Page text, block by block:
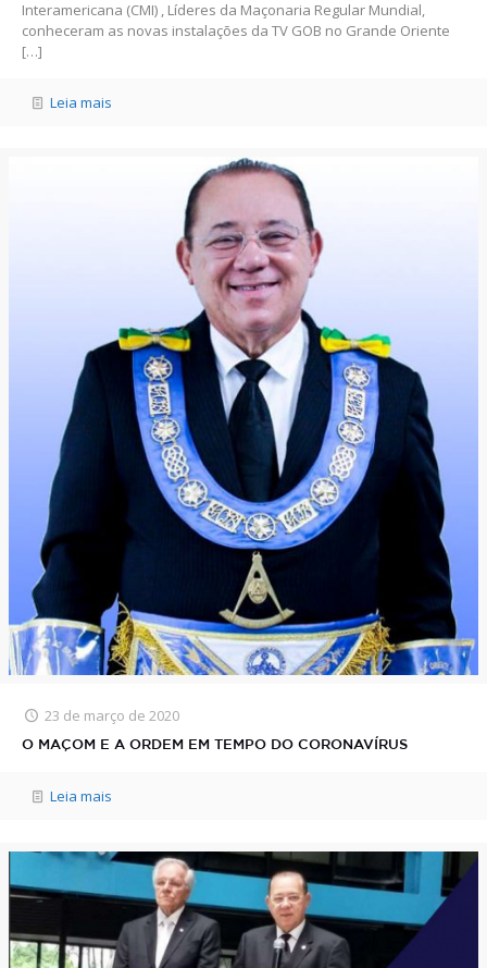
Interamericana (CMI) , Líderes da Maçonaria Regular Mundial,
conheceram as novas instalações da TV GOB no Grande Oriente
[…]
Leia mais
23 de março de 2020
O MAÇOM E A ORDEM EM TEMPO DO CORONAVÍRUS
Leia mais